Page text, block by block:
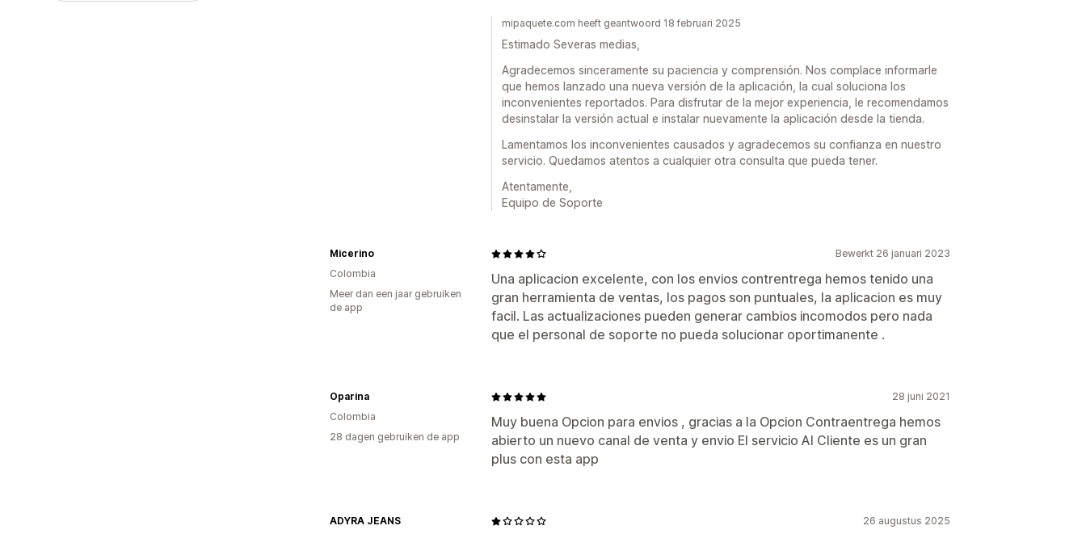
mipaquete.com heeft geantwoord 18 februari 2025
Estimado Severas medias,
Agradecemos sinceramente su paciencia y comprensión. Nos complace informarle
que hemos lanzado una nueva versión de la aplicación, la cual soluciona los
inconvenientes reportados. Para disfrutar de la mejor experiencia, le recomendamos
desinstalar la versión actual e instalar nuevamente la aplicación desde la tienda.
Lamentamos los inconvenientes causados y agradecemos su confianza en nuestro
servicio. Quedamos atentos a cualquier otra consulta que pueda tener.
Atentamente,
Equipo de Soporte
Bewerkt 26 januari 2023
Una aplicacion excelente, con los envios contrentrega hemos tenido una
gran herramienta de ventas, los pagos son puntuales, la aplicacion es muy
facil. Las actualizaciones pueden generar cambios incomodos pero nada
que el personal de soporte no pueda solucionar oportimanente .
Micerino
Colombia
Meer dan een jaar gebruiken
de app
28 juni 2021
Muy buena Opcion para envios , gracias a la Opcion Contraentrega hemos
abierto un nuevo canal de venta y envio El servicio Al Cliente es un gran
plus con esta app
Oparina
Colombia
28 dagen gebruiken de app
26 augustus 2025
ADYRA JEANS